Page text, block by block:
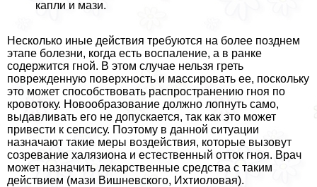
капли и мази.
Несколько иные действия требуются на более позднем
этапе болезни, когда есть воспаление, а в ранке
содержится гной. В этом случае нельзя греть
поврежденную поверхность и массировать ее, поскольку
это может способствовать распространению гноя по
кровотоку. Новообразование должно лопнуть само,
выдавливать его не допускается, так как это может
привести к сепсису. Поэтому в данной ситуации
назначают такие меры воздействия, которые вызовут
созревание халязиона и естественный отток гноя. Врач
может назначить лекарственные средства с таким
действием (мази Вишневского, Ихтиоловая).